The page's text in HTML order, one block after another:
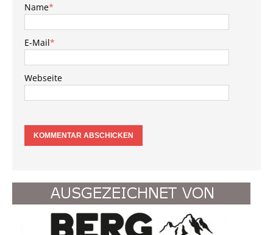
Name*
E-Mail*
Webseite